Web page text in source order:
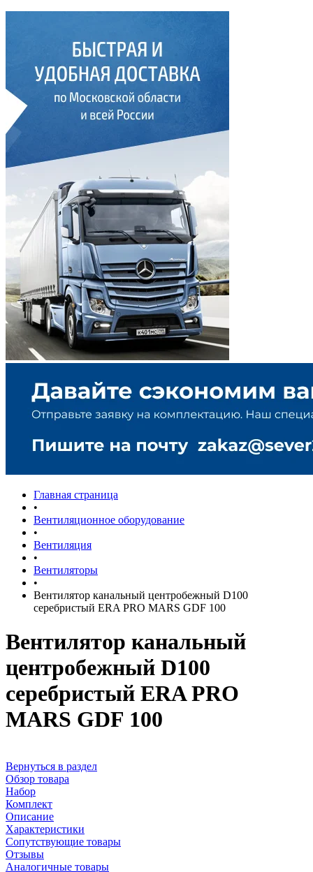
Главная страница
•
Вентиляционное оборудование
•
Вентиляция
•
Вентиляторы
•
Вентилятор канальный центробежный D100
серебристый ERA PRO MARS GDF 100
Вентилятор канальный
центробежный D100
серебристый ERA PRO
MARS GDF 100
Вернуться в раздел
Обзор товара
Набор
Комплект
Описание
Характеристики
Сопутствующие товары
Отзывы
Аналогичные товары